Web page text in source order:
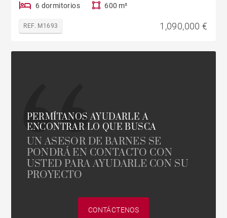
6 dormitorios 600 m²
REF. M1693 1,090,000 €
PERMÍTANOS AYUDARLE A
ENCONTRAR LO QUE BUSCA
UN ASESOR DE BARNES SE
PONDRÁ EN CONTACTO CON
USTED PARA AYUDARLE CON SU
PROYECTO
CONTÁCTENOS